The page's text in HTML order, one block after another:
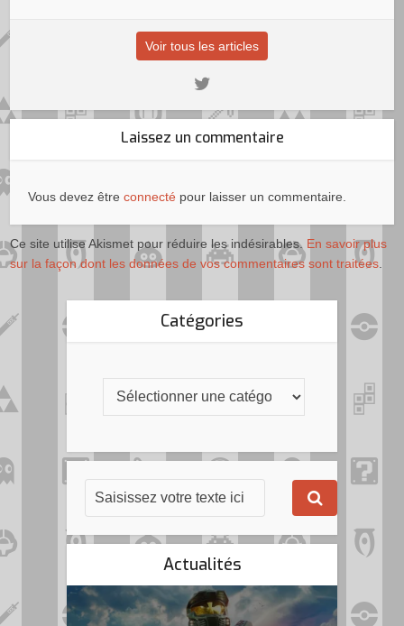
Voir tous les articles
Laissez un commentaire
Vous devez êtreconnecté pour laisser un commentaire.
Ce site utilise Akismet pour réduire les indésirables. En savoir plus
sur la façon dont les données de vos commentaires sont traitées.
Catégories
Actualités